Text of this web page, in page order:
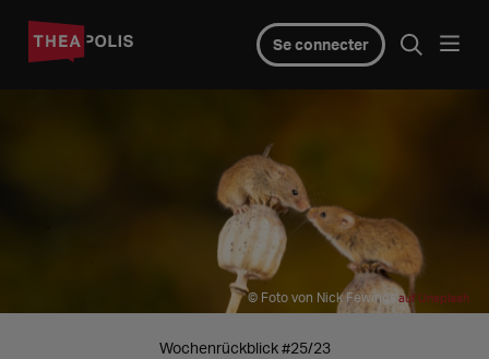
Se connecter
© Foto von Nick Fewings auf Unsplash
Wochenrückblick #25/23